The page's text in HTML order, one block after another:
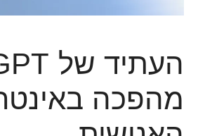
מהפכה